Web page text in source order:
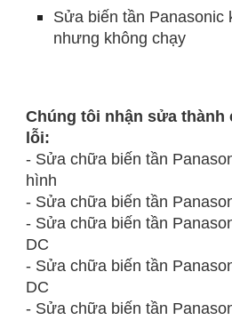
Sửa biến tần Panasonic
nhưng không chạy
Chúng tôi nhận sửa thành
lỗi:
- Sửa chữa biến tần
hình
- Sửa chữa biến tần
- Sửa chữa biến tần
DC
- Sửa chữa biến tần
DC
- Sửa chữa biến tần